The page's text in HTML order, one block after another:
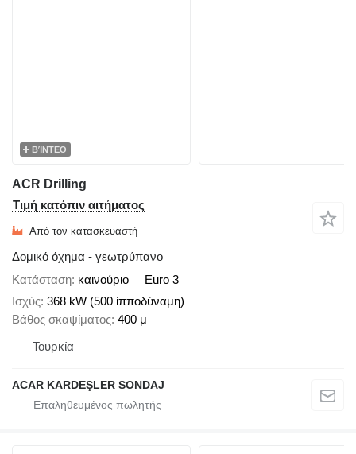
ΒΊΝΤΕΟ
ACR Drilling
Τιμή κατόπιν αιτήματος
Από τον κατασκευαστή
Δομικό όχημα - γεωτρύπανο
Κατάσταση καινούριο
Euro 3
Ισχύς 368 kW (500 ίπποδύναμη)
Βάθος σκαψίματος 400 μ
Τουρκία
ACAR KARDEŞLER SONDAJ